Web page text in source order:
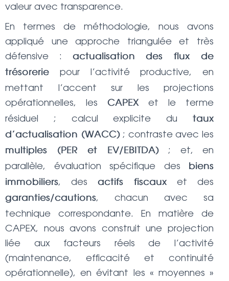
valeur avec transparence.
En termes de méthodologie, nous avons
appliqué une approche triangulée et très
défensive :
actualisation des flux de
trésorerie
pour l’activité productive, en
mettant l’accent sur les projections
opérationnelles, les
CAPEXet le terme
résiduel ; calcul explicite du
taux
d’actualisation (WACC); contraste avec les
multiples (PER et EV/EBITDA); et, en
parallèle, évaluation spécifique des
biens
immobiliers, des actifs fiscaux et des
garanties/cautions, chacun avec sa
technique correspondante. En matière de
CAPEX, nous avons construit une projection
liée aux facteurs réels de l’activité
(maintenance, efficacité et continuité
opérationnelle), en évitant les « moyennes »